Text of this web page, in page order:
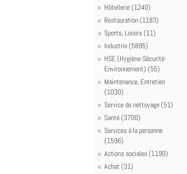
Hôtellerie (1240)
Restauration (1183)
Sports, Loisirs (11)
Industrie (5895)
HSE (Hygiène-Sécurité-
Environnement) (55)
Maintenance, Entretien
(1030)
Service de nettoyage (51)
Santé (3700)
Services à la personne
(1596)
Actions sociales (1190)
Achat (31)